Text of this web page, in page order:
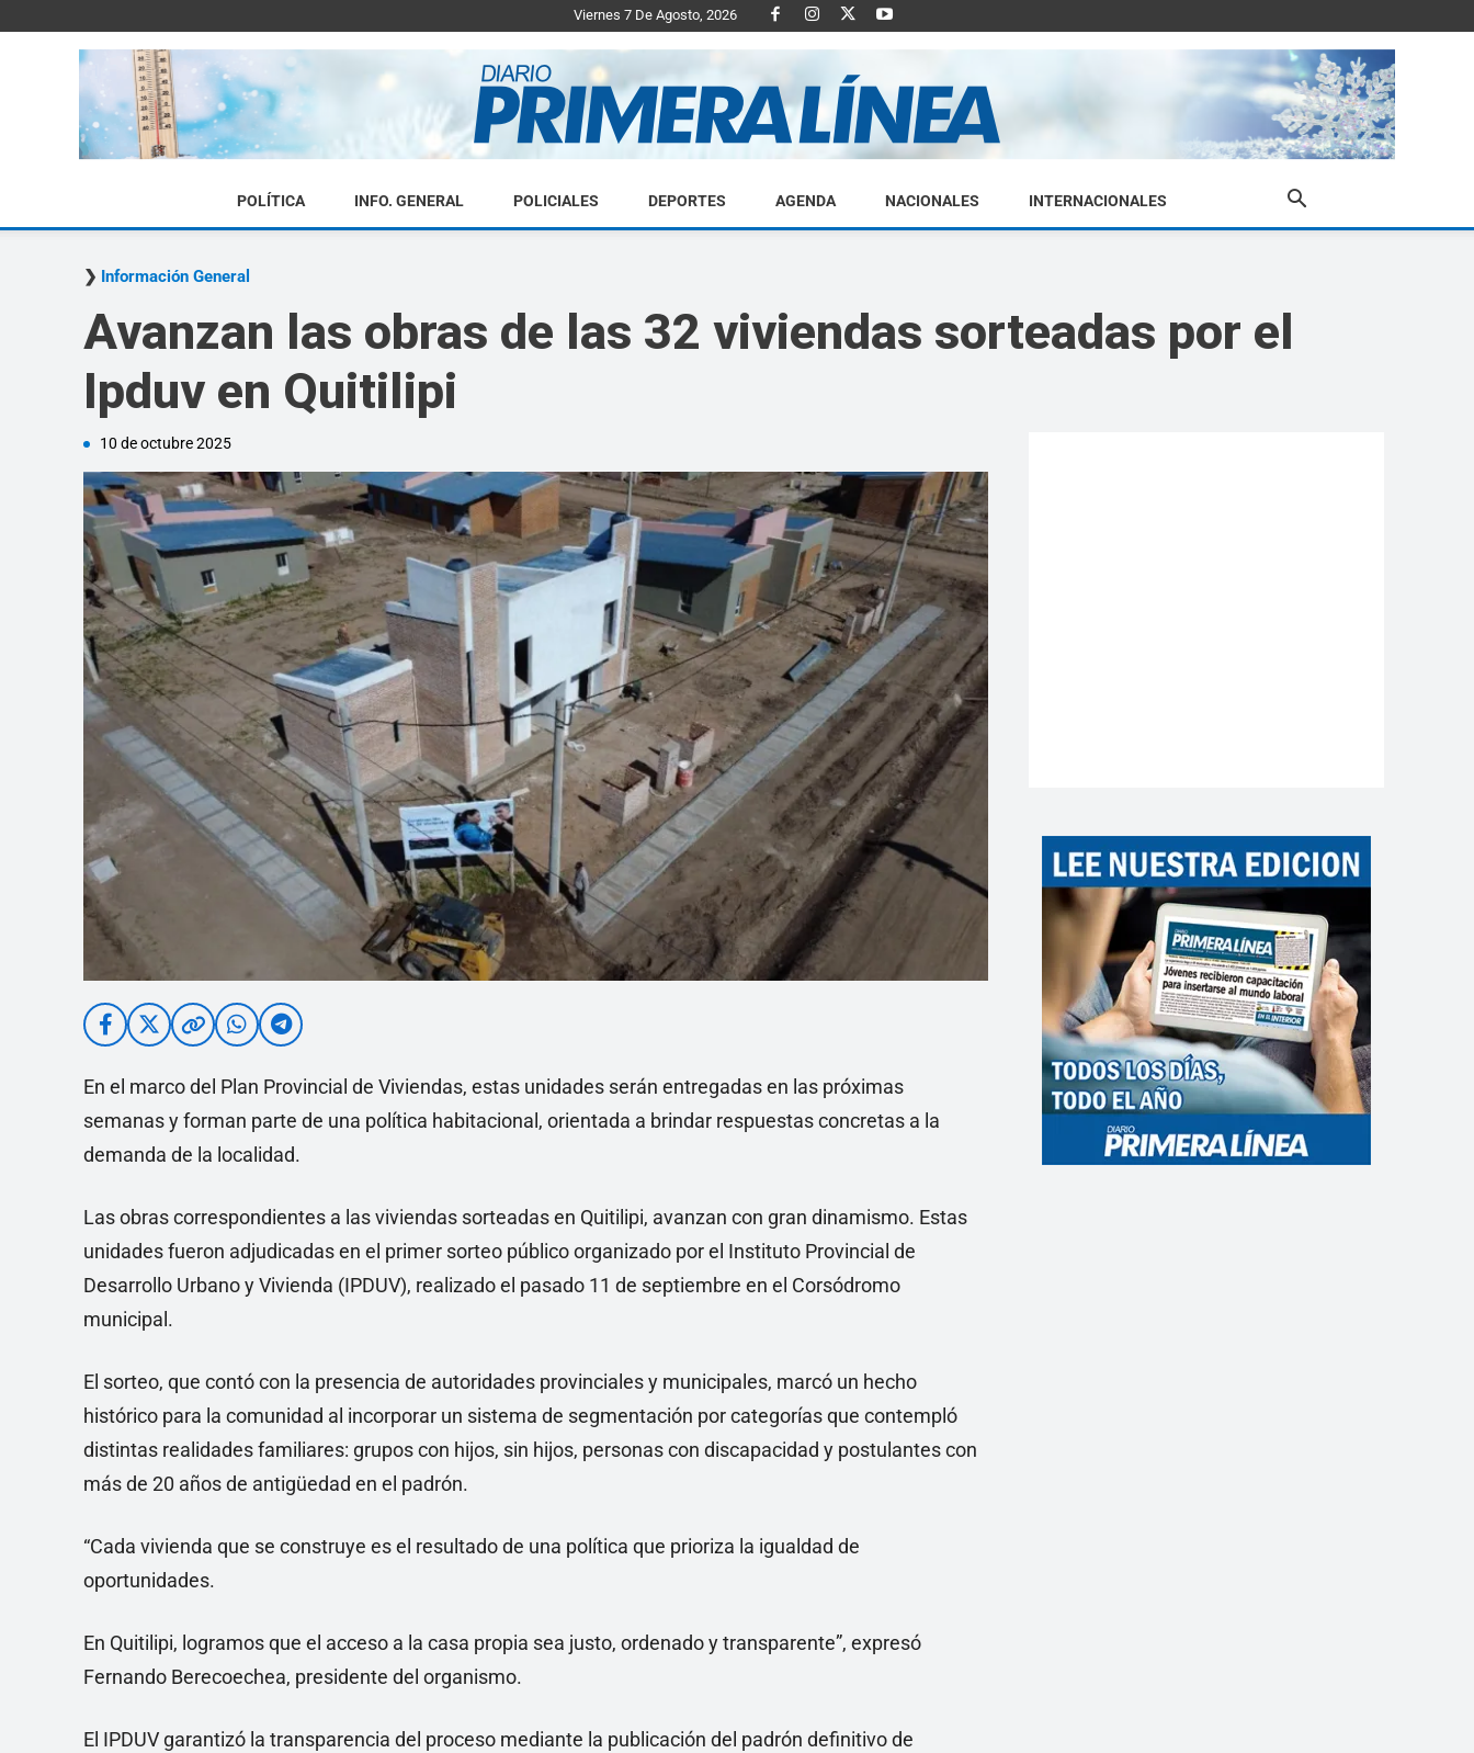
Viernes 7 De Agosto, 2026
Diario
Linea
POLÍTICA INFO. GENERAL POLICIALES DEPORTES AGENDA NACIONALES INTERNACIONALES
Información General
Avanzan las obras de las 32 viviendas sorteadas por el
Ipduv en Quitilipi
10 de octubre 2025
En el marco del Plan Provincial de Viviendas, estas unidades serán entregadas en las próximas
semanas y forman parte de una política habitacional, orientada a brindar respuestas concretas a la
demanda de la localidad.
Las obras correspondientes a las viviendas sorteadas en Quitilipi, avanzan con gran dinamismo. Estas
unidades fueron adjudicadas en el primer sorteo público organizado por el Instituto Provincial de
Desarrollo Urbano y Vivienda (IPDUV), realizado el pasado 11 de septiembre en el Corsódromo
municipal.
El sorteo, que contó con la presencia de autoridades provinciales y municipales, marcó un hecho
histórico para la comunidad al incorporar un sistema de segmentación por categorías que contempló
distintas realidades familiares: grupos con hijos, sin hijos, personas con discapacidad y postulantes con
más de 20 años de antigüedad en el padrón.
“Cada vivienda que se construye es el resultado de una política que prioriza la igualdad de
oportunidades.
En Quitilipi, logramos que el acceso a la casa propia sea justo, ordenado y transparente”, expresó
Fernando Berecoechea, presidente del organismo.
El IPDUV garantizó la transparencia del proceso mediante la publicación del padrón definitivo de